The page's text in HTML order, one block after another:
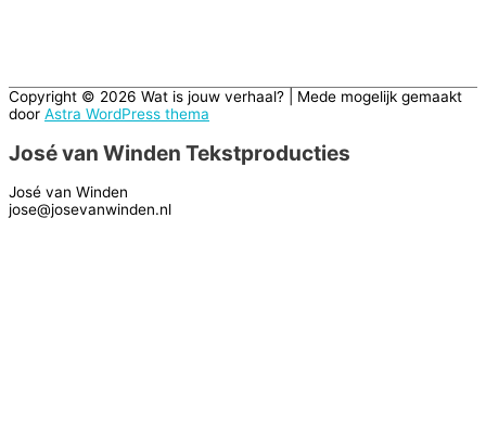
Copyright © 2026 Wat is jouw verhaal? | Mede mogelijk gemaakt
door Astra WordPress thema
José van Winden Tekstproducties
José van Winden
jose@josevanwinden.nl